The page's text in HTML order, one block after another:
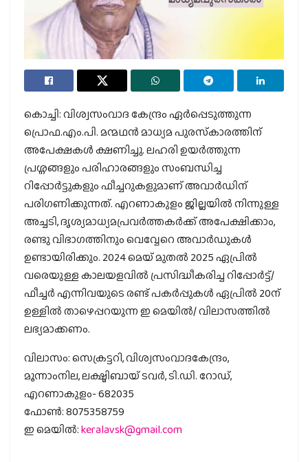
കൊച്ചി: വിശ്വസംവാദ കേന്ദ്രം ഏർപ്പെടുത്തുന്ന
പ്രൊഫ.എം.പി. മന്മഥൻ മാധ്യമ പുരസ്‌കാരത്തിന്
അപേക്ഷകൾ ക്ഷണിച്ചു. ലഹരി ഉയർത്തുന്ന
പ്രശ്നങ്ങളും പരിഹാരങ്ങളും സംബന്ധിച്ച
റിപ്പോർട്ടുകളും ഫീച്ചറുകളുമാണ് അവാർഡിന്
പരിഗണിക്കുന്നത്. എറണാകുളം ജില്ലയിൽ നിന്നുള്ള
അച്ചടി, ദൃശ്യമാധ്യമപ്രവർത്തകർക്ക് അപേക്ഷിക്കാം,
രണ്ടു വിഭാഗത്തിനും വെവ്വേറെ അവാർഡുകൾ
ഉണ്ടായിരിക്കും. 2024 മെയ്‌ മുതൽ 2025 ഏപ്രിൽ
വരെയുള്ള കാലയളവിൽ പ്രസിദ്ധീകരിച്ച റിപ്പോർട്ട്/
ഫീച്ചർ എന്നിവയുടെ രണ്ട് പകർപ്പുകൾ ഏപ്രിൽ 20ന്
ഉള്ളിൽ താഴെപ്പറയുന്ന ഇ മെയിൽ/ വിലാസത്തിൽ
ലഭ്യമാക്കണം.
വിലാസം: സെക്രട്ടറി, വിശ്വസംവാദകേന്ദ്രം,
മൂന്നാംനില, ലക്ഷ്മിബായ് ടവർ, ടി.ഡി. റോഡ്,
എറണാകുളം- 682035
ഫോൺ: 8075358759
ഇ മെയിൽ:keralavsk@gmail.com